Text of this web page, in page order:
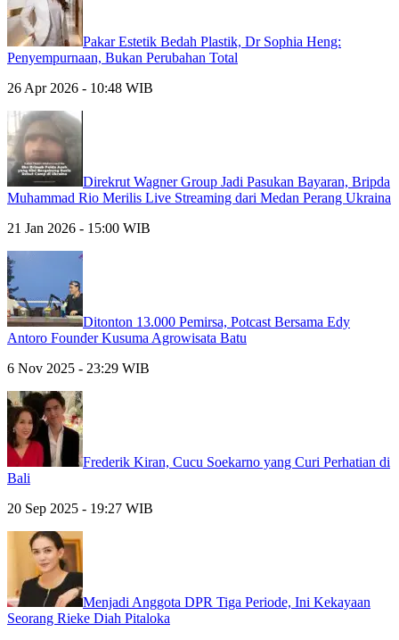
Pakar Estetik Bedah Plastik, Dr Sophia Heng:
Penyempurnaan, Bukan Perubahan Total
26 Apr 2026 - 10:48 WIB
Direkrut Wagner Group Jadi Pasukan Bayaran, Bripda
Muhammad Rio Merilis Live Streaming dari Medan Perang Ukraina
21 Jan 2026 - 15:00 WIB
Ditonton 13.000 Pemirsa, Potcast Bersama Edy
Antoro Founder Kusuma Agrowisata Batu
6 Nov 2025 - 23:29 WIB
Frederik Kiran, Cucu Soekarno yang Curi Perhatian di
Bali
20 Sep 2025 - 19:27 WIB
Menjadi Anggota DPR Tiga Periode, Ini Kekayaan
Seorang Rieke Diah Pitaloka